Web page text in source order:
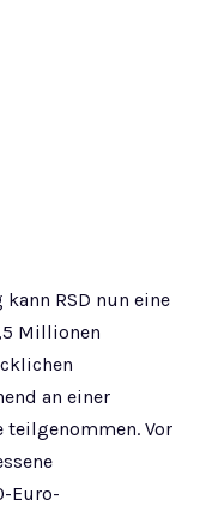
kann RSD nun eine
Millionen
an einer
teilgenommen. Vor
Euro-